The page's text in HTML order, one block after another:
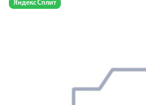
Яндекс Сплит